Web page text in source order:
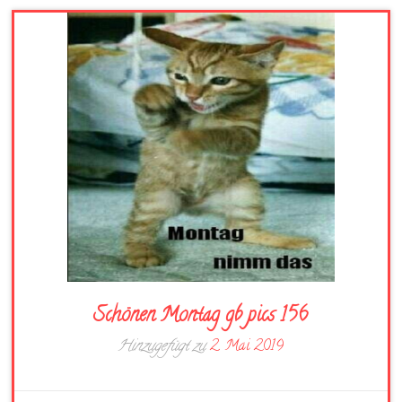
Schönen Montag gb pics 156
Hinzugefügt zu2. Mai 2019